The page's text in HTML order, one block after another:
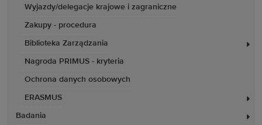
Wyjazdy/delegacje krajowe i zagraniczne
Zakupy - procedura
Biblioteka Zarządzania
Nagroda PRIMUS - kryteria
Ochrona danych osobowych
ERASMUS
Badania